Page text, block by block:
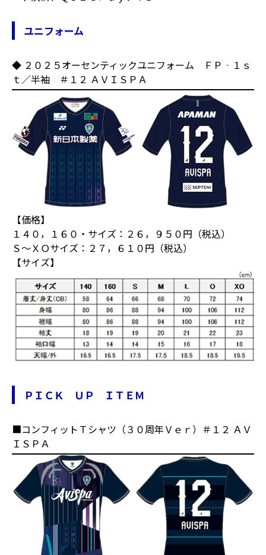
ユニフォーム
◆ ２０２５オーセンティックユニフォーム ＦＰ‐１ｓ
ｔ／半袖 ＃１２ ＡＶＩＳＰＡ
【価格】
１４０，１６０・サイズ：２６，９５０円（税込）
Ｓ～ＸＯサイズ：２７，６１０円（税込）
【サイズ】
ＰＩＣＫ ＵＰ ＩＴＥＭ
■コンフィットＴシャツ（３０周年Ｖｅｒ）＃１２ ＡＶ
ＩＳＰＡ